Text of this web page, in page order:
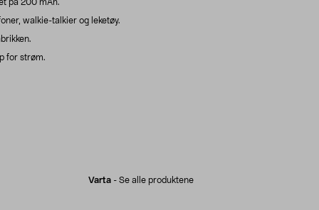
på 200 mAh.
walkie-talkier og leketøy.
for strøm.
Varta - Se alle produktene